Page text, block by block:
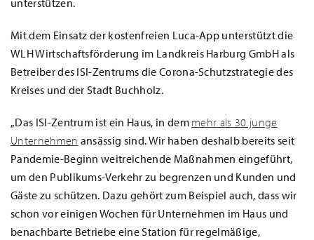
unterstützen.
Mit dem Einsatz der kostenfreien Luca-App unterstützt die
WLH Wirtschaftsförderung im Landkreis Harburg GmbH als
Betreiber des ISI-Zentrums die Corona-Schutzstrategie des
Kreises und der Stadt Buchholz.
„Das ISI-Zentrum ist ein Haus, in dem mehr als 30 junge
Unternehmen ansässig sind. Wir haben deshalb bereits seit
Pandemie-Beginn weitreichende Maßnahmen eingeführt,
um den Publikums-Verkehr zu begrenzen und Kunden und
Gäste zu schützen. Dazu gehört zum Beispiel auch, dass wir
schon vor einigen Wochen für Unternehmen im Haus und
benachbarte Betriebe eine Station für regelmäßige,